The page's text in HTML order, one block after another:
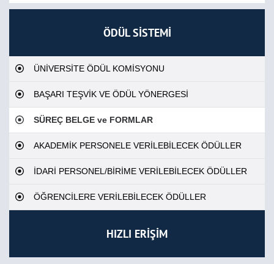
ÖDÜL SİSTEMİ
ÜNİVERSİTE ÖDÜL KOMİSYONU
BAŞARI TEŞVİK VE ÖDÜL YÖNERGESİ
SÜREÇ BELGE ve FORMLAR
AKADEMİK PERSONELE VERİLEBİLECEK ÖDÜLLER
İDARİ PERSONEL/BİRİME VERİLEBİLECEK ÖDÜLLER
ÖĞRENCİLERE VERİLEBİLECEK ÖDÜLLER
HIZLI ERİŞİM